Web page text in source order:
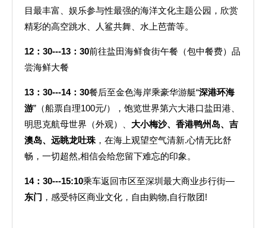
目最丰富、娱乐参与性最强的海洋文化主题公园，欣赏
精彩的高空跳水、人鲨共舞、水上芭蕾等。
12 ： 30---13 ： 30前往盐田海鲜食街午餐（包中餐费）品
尝海鲜大餐
13 ： 30---14： 30餐后至金色海岸乘豪华游艇“深港环海
游”（船票自理100元/），饱览世界第六大港口盐田港、
明思克航母世界（外观）、 大小梅沙、香港鸭州岛、吉
澳岛、远眺龙吐珠 ，在海上观望空气清新.心情无比舒
畅，一切超然,相信会给您留下难忘的印象。
14： 30---15:10乘车返回市区至深圳最大商业步行街—
东门 ，感受特区商业文化，自由购物,自行散团!